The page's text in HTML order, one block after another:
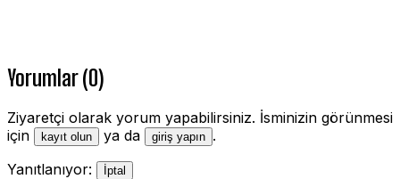
Yorumlar (0)
Ziyaretçi olarak yorum yapabilirsiniz. İsminizin görünmesi
için
kayıt olun ya da giriş yapın .
Yanıtlanıyor:
İptal